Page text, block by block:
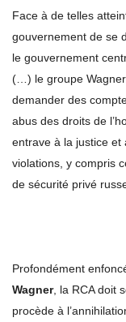
Face à de telles
gouvernement de se
le gouvernement
(…) le groupe
demander des
abus des droits de
entrave à la justice et
violations, y compris
de sécurité privé
Profondément
Wagner, la RCA doit
procède à